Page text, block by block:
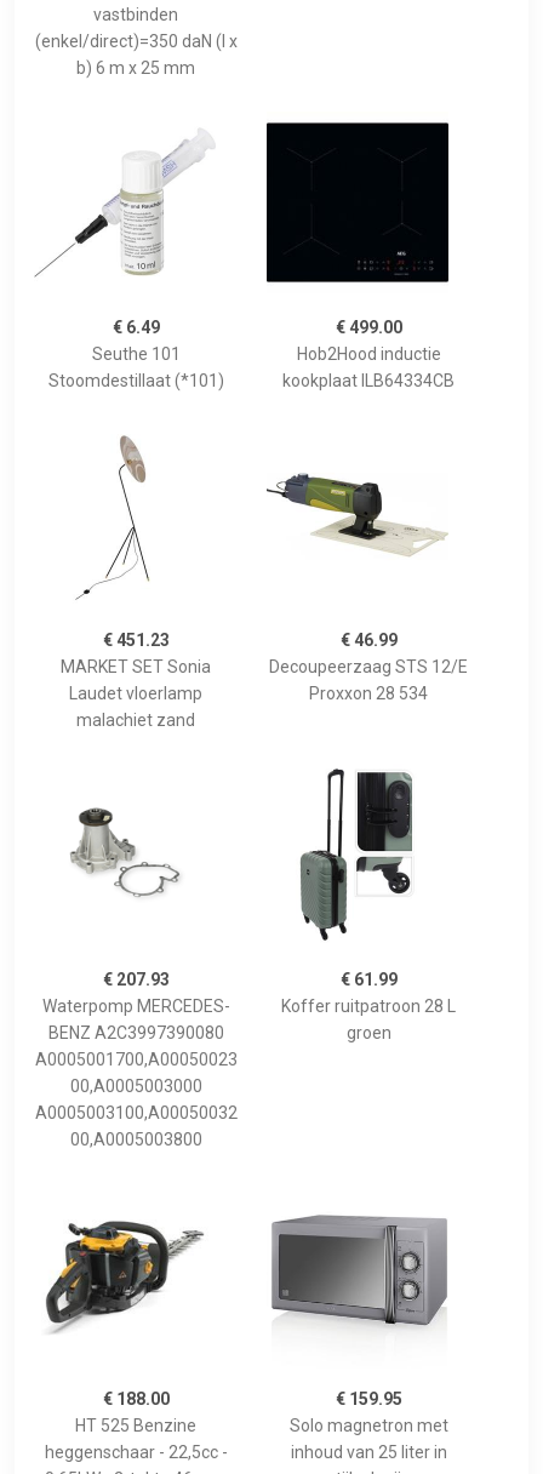
vastbinden
(enkel/direct)=350 daN (l x
b) 6 m x 25 mm
€ 6.49
Seuthe 101
Stoomdestillaat (*101)
€ 499.00
Hob2Hood inductie
kookplaat ILB64334CB
€ 451.23
MARKET SET Sonia
Laudet vloerlamp
malachiet zand
€ 46.99
Decoupeerzaag STS 12/E
Proxxon 28 534
€ 207.93
Waterpomp MERCEDES-
BENZ A2C3997390080
A0005001700,A00050023
00,A0005003000
A0005003100,A00050032
00,A0005003800
€ 61.99
Koffer ruitpatroon 28 L
groen
€ 188.00
HT 525 Benzine
heggenschaar - 22,5cc -
€ 159.95
Solo magnetron met
inhoud van 25 liter in